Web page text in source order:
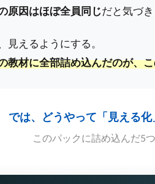
原因はほぼ全員同じだと気づき
見えるようにする。
教材に全部詰め込んだのが、
では、どうやって「見える化
このパックに詰め込んだ5